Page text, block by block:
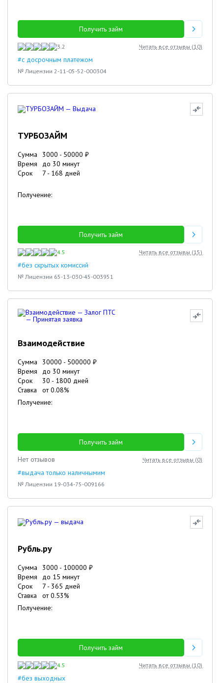
Получить займ
3.2 Читать все отзывы (10)
#с досрочным платежом
№ Лицензии 2-11-05-52-000304
ТУРБОЗАЙМ
Сумма 3000 - 50000 ₽
Время
до 30 минут
Срок
7 - 168 дней
Получение:
Получить займ
4.5 Читать все отзывы (15)
#без скрытых комиссий
№ Лицензии 65-13-030-45-003951
Взаимодействие
Сумма 30000 - 500000 ₽
Время
до 30 минут
Срок
30 - 1800 дней
Ставка
от0.08%
Получение:
Получить займ
Нет отзывов
Читать все отзывы (0)
#выдача только наличнымим
№ Лицензии 19-034-75-009166
Рубль.ру
Сумма 3000 - 100000 ₽
Время
до 15 минут
Срок
7 - 365 дней
Ставка
от0.53%
Получение:
Получить займ
4.5 Читать все отзывы (10)
#без выходных